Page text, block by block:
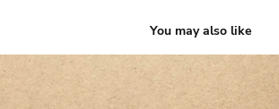
You may also like